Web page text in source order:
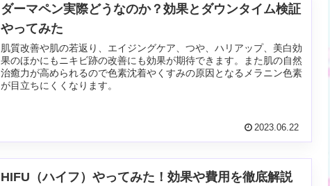
ダーマペン実際どうなのか？効果とダウンタイム検証
やってみた
肌質改善や肌の若返り、エイジングケア、つや、ハリアップ、美白効
果のほかにもニキビ跡の改善にも効果が期待できます。また肌の自然
治癒力が高められるので色素沈着やくすみの原因となるメラニン色素
が目立ちにくくなります。
2023.06.22
HIFU（ハイフ）やってみた！効果や費用を徹底解説